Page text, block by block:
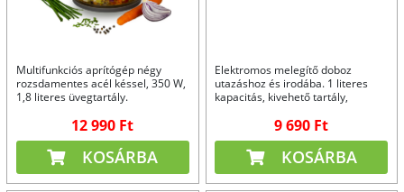
Multifunkciós aprítógép négy
rozsdamentes acél késsel, 350 W,
1,8 literes üvegtartály.
12 990 Ft
KOSÁRBA
Elektromos melegítő doboz
utazáshoz és irodába. 1 literes
kapacitás, kivehető tartály,
9 690 Ft
KOSÁRBA